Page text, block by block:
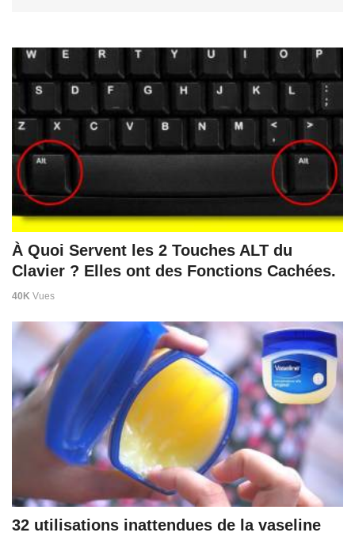
À Quoi Servent les 2 Touches ALT du
Clavier ? Elles ont des Fonctions Cachées.
40K Vues
32 utilisations inattendues de la vaseline